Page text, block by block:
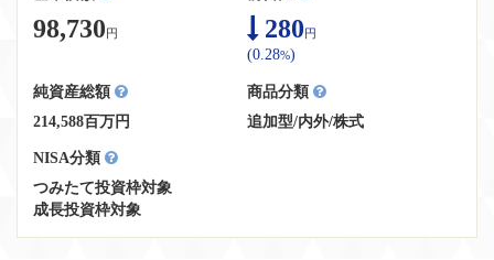
98,730円 280円
(0.28%)
純資産総額
214,588百万円
商品分類
追加型/内外/株式
NISA分類
つみたて投資枠対象
成長投資枠対象